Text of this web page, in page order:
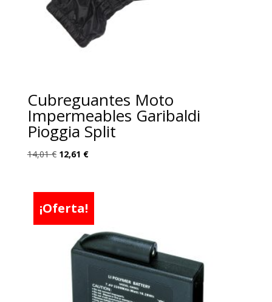
Cubreguantes Moto
Impermeables Garibaldi
Pioggia Split
14,01€ El
era:
14,01 €.
12,61 €El
es:
¡Oferta!